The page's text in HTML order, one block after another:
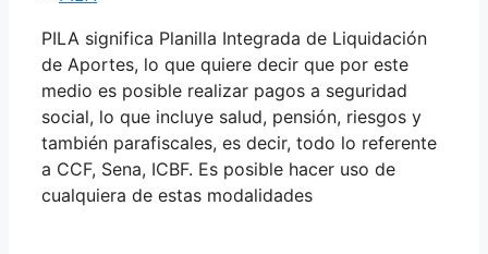
PILA significa Planilla Integrada de Liquidación
de Aportes, lo que quiere decir que por este
medio es posible realizar pagos a seguridad
social, lo que incluye salud, pensión, riesgos y
también parafiscales, es decir, todo lo referente
a CCF, Sena, ICBF. Es posible hacer uso de
cualquiera de estas modalidades